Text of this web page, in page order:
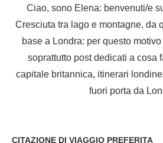
Ciao, sono Elena: benvenuti/e
Cresciuta tra lago e montagne, da
base a Londra: per questo
soprattutto post dedicati a cosa
capitale britannica, itinerari
fuori porta da
CITAZIONE DI VIAGGIO PREFERITA